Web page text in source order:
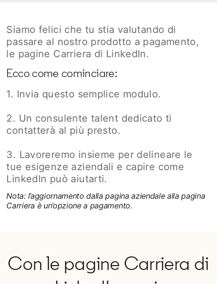
Siamo felici che tu stia valutando di
passare al nostro prodotto a pagamento,
le pagine Carriera di LinkedIn.
Ecco come cominciare:
1. Invia questo semplice modulo.
2. Un consulente talent dedicato ti
contatterà al più presto.
3. Lavoreremo insieme per delineare le
tue esigenze aziendali e capire come
LinkedIn può aiutarti.
Nota: l’aggiornamento dalla pagina aziendale alla pagina
Carriera è un’opzione a pagamento.
Con le pagine Carriera di